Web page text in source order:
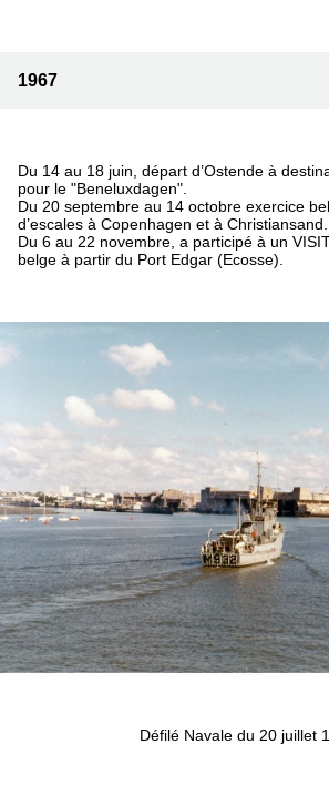
1967
Du 14 au 18 juin, départ d’Ostende à
pour le "Beneluxdagen".
Du 20 septembre au 14 octobre exercice
d’escales à Copenhagen et à Christiansand.
Du 6 au 22 novembre, a participé à un
belge à partir du Port Edgar (Ecosse).
Défilé Navale du 20 juillet